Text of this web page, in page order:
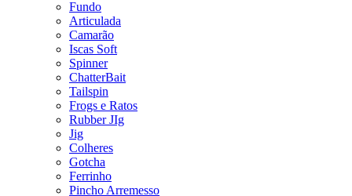
Fundo
Articulada
Camarão
Iscas Soft
Spinner
ChatterBait
Tailspin
Frogs e Ratos
Rubber JIg
Jig
Colheres
Gotcha
Ferrinho
Pincho Arremesso